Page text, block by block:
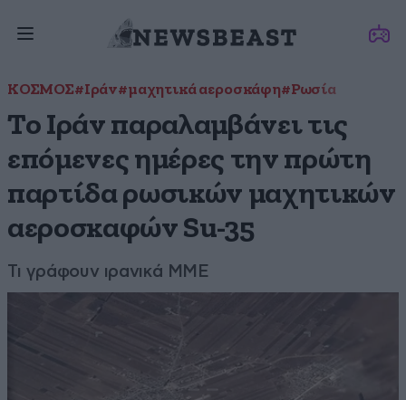
ΚΟΣΜΟΣ#Ιράν#μαχητικά αεροσκάφη#Ρωσία
Το Ιράν παραλαμβάνει τις
επόμενες ημέρες την πρώτη
παρτίδα ρωσικών μαχητικών
αεροσκαφών Su-35
Τι γράφουν ιρανικά ΜΜΕ